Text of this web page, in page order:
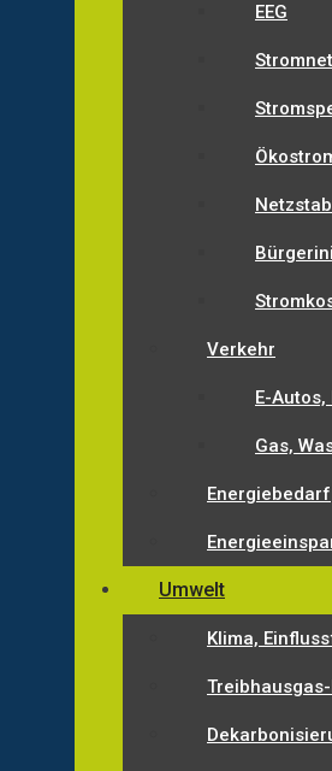
EEG
Verkehr
E-
Gas,
Energiebedarf
Umwelt
Klima,